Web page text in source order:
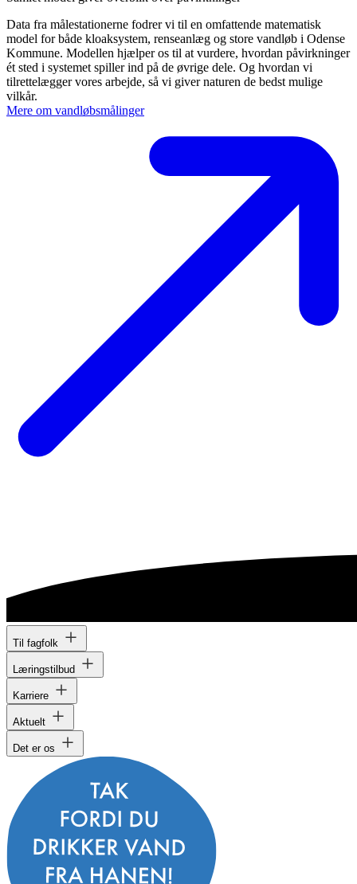
Data fra målestationerne fodrer vi til en omfattende matematisk
model for både kloaksystem, renseanlæg og store vandløb i Odense
Kommune. Modellen hjælper os til at vurdere, hvordan påvirkninger
ét sted i systemet spiller ind på de øvrige dele. Og hvordan vi
tilrettelægger vores arbejde, så vi giver naturen de bedst mulige
vilkår.
Mere om vandløbsmålinger
Til fagfolk
Læringstilbud
Karriere
Aktuelt
Det er os